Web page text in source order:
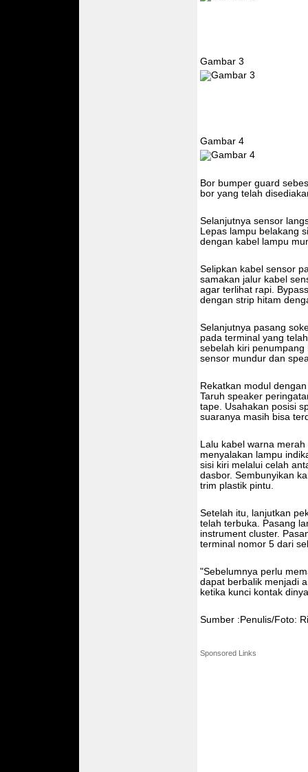
Gambar 3
Gambar 4
Bor bumper guard
bor yang telah
Selanjutnya sensor
Lepas lampu belakang
dengan kabel lampu
Selipkan kabel sensor
samakan jalur kabel
agar terlihat rapi.
dengan strip hitam
Selanjutnya pasang
pada terminal yang
sebelah kiri
sensor mundur dan
Rekatkan modul
Taruh speaker
tape. Usahakan posisi
suaranya masih bisa
Lalu kabel warna
menyalakan lampu
sisi kiri melalui celah
dasbor. Sembunyikan
trim plastik pintu.
Setelah itu, lanjutkan
telah terbuka. Pasang
instrument cluster.
terminal nomor 5 dari
"Sebelumnya perlu
dapat berbalik menjadi
ketika kunci kontak
Sumber :Penulis/Foto:
Sponsored Links